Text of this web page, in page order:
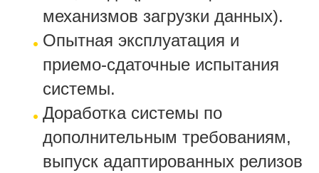
механизмов загрузки данных).
Опытная эксплуатация и
приемо-сдаточные испытания
системы.
Доработка системы по
дополнительным требованиям,
выпуск адаптированных релизов